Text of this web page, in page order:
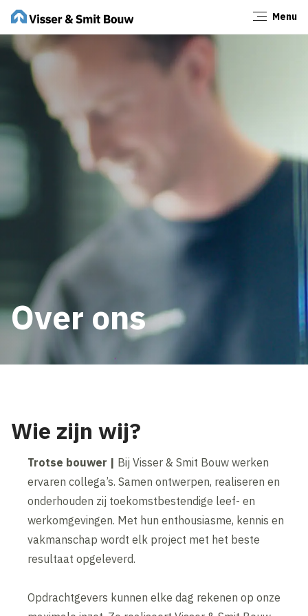
Menu
Over ons
Wie zijn wij?
Trotse bouwer | Bij Visser & Smit Bouw werken
ervaren collega’s. Samen ontwerpen, realiseren en
onderhouden zij toekomstbestendige leef- en
werkomgevingen. Met hun enthousiasme, kennis en
vakmanschap wordt elk project met het beste
resultaat opgeleverd.
Opdrachtgevers kunnen elke dag rekenen op onze
Sluiten